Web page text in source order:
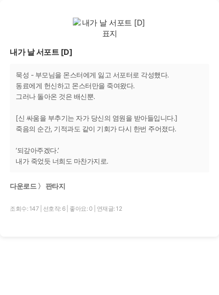
내가 날 서포트 [D]
묵성 - 부모님을 몬스터에게 잃고 서포터로 각성했다.
동료에게 헌신하고 몬스터만을 죽여왔다.
그러나 돌아온 것은 배신뿐.
[신 싸움을 부추기는 자가 당신의 염원을 받아들입니다.]
죽음의 순간, 기적과도 같이 기회가 다시 한번 주어졌다.
‘되갚아주겠다.’
내가 죽었듯 너희도 마찬가지로.
다운로드 〉 판타지
조회수: 147 선호작: 6 좋아요: 0 연재글: 12